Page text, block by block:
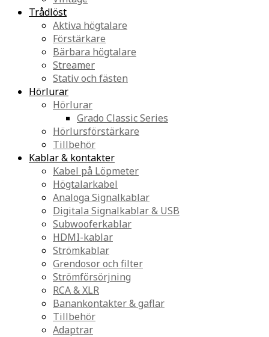
Trådlöst
Aktiva högtalare
Förstärkare
Bärbara högtalare
Streamer
Stativ och fästen
Hörlurar
Hörlurar
Grado Classic Series
Hörlursförstärkare
Tillbehör
Kablar & kontakter
Kabel på Löpmeter
Högtalarkabel
Analoga Signalkablar
Digitala Signalkablar & USB
Subwooferkablar
HDMI-kablar
Strömkablar
Grendosor och filter
Strömförsörjning
RCA & XLR
Banankontakter & gaflar
Tillbehör
Adaptrar